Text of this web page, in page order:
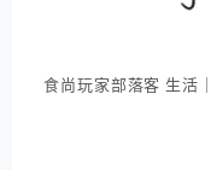
食尚玩家部落客 生活